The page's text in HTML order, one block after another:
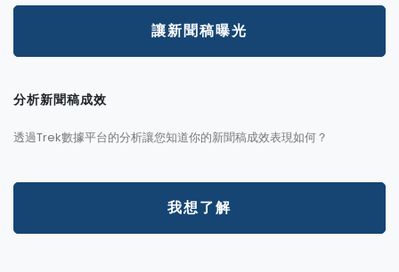
讓新聞稿曝光
分析新聞稿成效
透過Trek數據平台的分析讓您知道你的新聞稿成效表現如何？
我想了解